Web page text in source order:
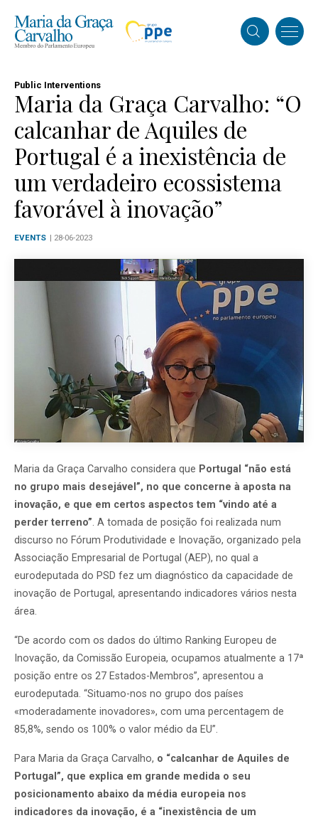
Public Interventions
Maria da Graça Carvalho: “O
calcanhar de Aquiles de
Portugal é a inexistência de
um verdadeiro ecossistema
favorável à inovação”
EVENTS | 28-06-2023
Maria da Graça Carvalho considera que Portugal “não está
no grupo mais desejável”, no que concerne à aposta na
inovação, e que em certos aspectos tem “vindo até a
perder terreno”. A tomada de posição foi realizada num
discurso no Fórum Produtividade e Inovação, organizado pela
Associação Empresarial de Portugal (AEP), no qual a
eurodeputada do PSD fez um diagnóstico da capacidade de
inovação de Portugal, apresentando indicadores vários nesta
área.
“De acordo com os dados do último Ranking Europeu de
Inovação, da Comissão Europeia, ocupamos atualmente a 17ª
posição entre os 27 Estados-Membros”, apresentou a
eurodeputada. “Situamo-nos no grupo dos países
«moderadamente inovadores», com uma percentagem de
85,8%, sendo os 100% o valor médio da EU”.
Para Maria da Graça Carvalho, o “calcanhar de Aquiles de
Portugal”, que explica em grande medida o seu
posicionamento abaixo da média europeia nos
indicadores da inovação, é a “inexistência de um